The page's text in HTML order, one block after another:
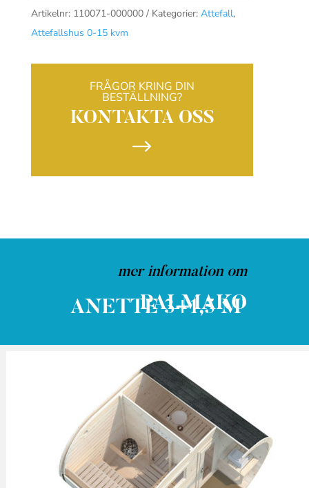
Artikelnr: 110071-000000 Kategorier: Attefall,
Attefallshus 0-15 kvm
FRÅGOR KRING DIN
BESTÄLLNING?
KONTAKTA OSS
$
mer information om
PALMAKO
ANETTE 3+1,5 M²